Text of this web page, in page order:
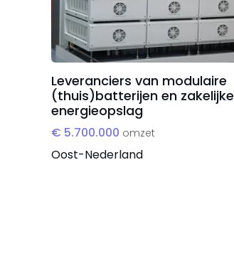
Leveranciers van modulaire
(thuis)batterijen en zakelijke
energieopslag
€ 5.700.000 omzet
Oost-Nederland